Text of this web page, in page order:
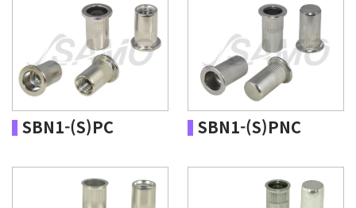
SBN1-(S)PC SBN1-(S)PNC